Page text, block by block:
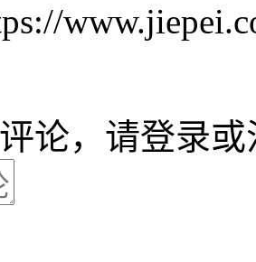
论，请登录或